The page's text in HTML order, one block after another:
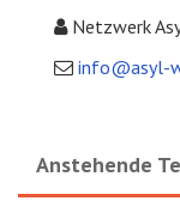
Netzwerk
info@asyl-
Anstehende